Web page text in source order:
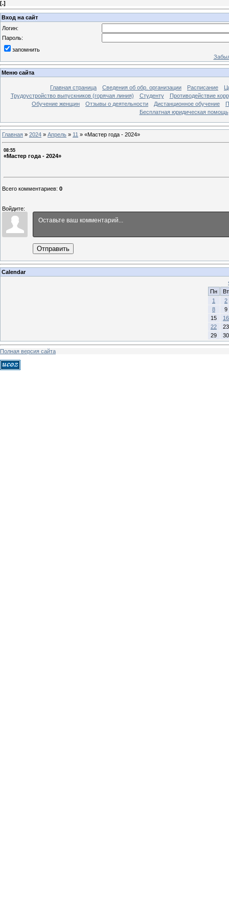
[.]
Вход на сайт
Логин:
Пароль:
запомнить
Меню сайта
Главная страница Сведения об обр. организации Расписание
Трудоустройство выпускников (горячая линия)
Студенту
Противодействие
Обучение женщин
Отзывы о деятельности Дистанционное обучение
Бесплатная юридическая помощь
Главная » 2024 » Апрель » 11 » «Мастер года - 2024»
08:55
«Мастер года - 2024»
Всего комментариев: 0
Войдите:
Отправить
Calendar
Пн
Вт
1
2
8
9
15
16
22
23
29
30
Полная версия сайта